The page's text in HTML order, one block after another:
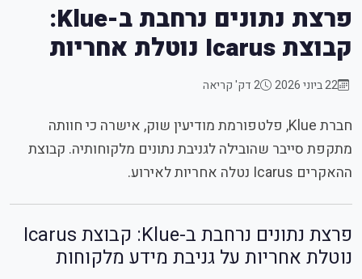
פרצת נתונים נרחבת ב-Klue:
קבוצת Icarus נוטלת אחריות
22 ביוני 2026 2 דק' קריאה
חברת Klue, פלטפורמת מודיעין שוק, אישרה כי חוותה
מתקפת סייבר שהובילה לגניבת נתונים מלקוחותיה. קבוצת
ההאקרים Icarus נטלה אחריות לאירוע.
פרצת נתונים נרחבת ב-Klue: קבוצת Icarus
נוטלת אחריות על גניבת מידע מלקוחות